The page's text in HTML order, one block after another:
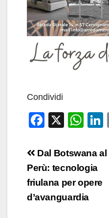
Condividi
F
c
e
b
o
X
W
at
s
A
p
k
Navigazione
articoli
Dal Botswana al
Perù: tecnologia
friulana per opere
d’avanguardia